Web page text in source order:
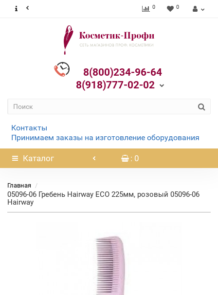
0 0
8(800)234-96-64
8(918)777-02-02
Контакты
Принимаем заказы на изготовление оборудования
Каталог : 0
Главная
05096-06 Гребень Hairway ECO 225мм, розовый 05096-06
Hairway